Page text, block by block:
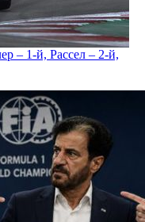
– 1-й, Рассел – 2-й,